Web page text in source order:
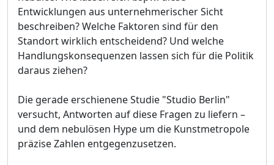
Entwicklungen aus unternehmerischer Sicht
beschreiben? Welche Faktoren sind für den
Standort wirklich entscheidend? Und welche
Handlungskonsequenzen lassen sich für die Politik
daraus ziehen?
Die gerade erschienene Studie "Studio Berlin"
versucht, Antworten auf diese Fragen zu liefern –
und dem nebulösen Hype um die Kunstmetropole
präzise Zahlen entgegenzusetzen.